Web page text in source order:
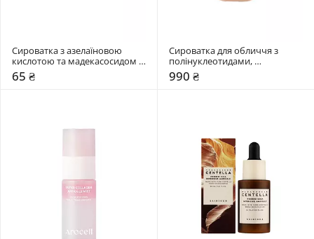
Сироватка з азелаїновою
кислотою та мадекасосидом
Dr. Ceuracle 2 мл
65 ₴
Сироватка для обличчя з
полінуклеотидами,
ретинолом та спікулами Dr.
Ceuracle 30 мл
990 ₴